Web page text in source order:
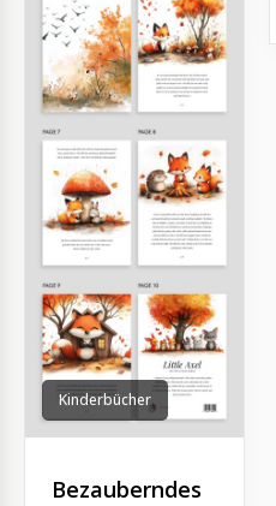
Kinderbücher
Bezauberndes